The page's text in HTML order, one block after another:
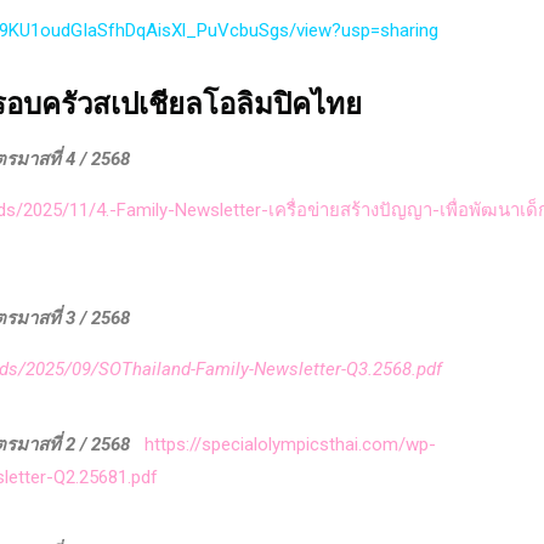
view?usp=sharing
อบครัวสเปเชียลโอลิมปิคไทย
มาสที่ 4 / 2568
2025/11/4.-Family-Newsletter-เครื่อข่ายสร้างปัญญา-เพื่อพัฒนาเด็
มาสที่ 3 / 2568
2025/09/SOThailand-Family-Newsletter-Q3.2568.pdf
รมาสที่ 2 / 2568 https://specialolympicsthai.com/wp-
Q2.25681.pdf